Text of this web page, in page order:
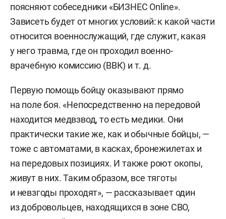
поясняют собеседники «БИЗНЕС Online».
Зависеть будет от многих условий: к какой части
относится военнослужащий, где служит, какая
у него травма, где он проходил военно-
врачебную комиссию (ВВК) и т. д.
Первую помощь бойцу оказывают прямо
на поле боя. «Непосредственно на передовой
находится медвзвод, то есть медики. Они
практически такие же, как и обычные бойцы, —
тоже с автоматами, в касках, бронежилетах и
на передовых позициях. И также роют окопы,
живут в них. Таким образом, все тяготы
и невзгоды проходят», — рассказывает один
из добровольцев, находящихся в зоне СВО,